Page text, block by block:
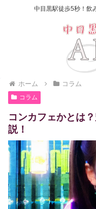
中目黒駅徒歩5秒！飲
ホーム コラム
コラム
コンカフェかとは
説！